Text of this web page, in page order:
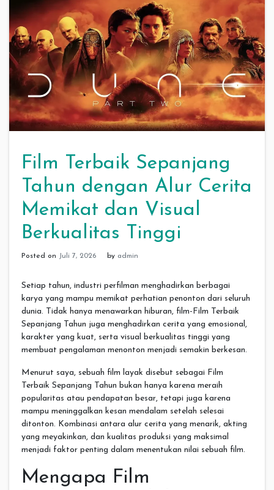
Film Terbaik Sepanjang
Tahun dengan Alur Cerita
Memikat dan Visual
Berkualitas Tinggi
Posted on Juli 7, 2026 by admin
Setiap tahun, industri perfilman menghadirkan berbagai
karya yang mampu memikat perhatian penonton dari seluruh
dunia. Tidak hanya menawarkan hiburan, film-Film Terbaik
Sepanjang Tahun juga menghadirkan cerita yang emosional,
karakter yang kuat, serta visual berkualitas tinggi yang
membuat pengalaman menonton menjadi semakin berkesan.
Menurut saya, sebuah film layak disebut sebagai Film
Terbaik Sepanjang Tahun bukan hanya karena meraih
popularitas atau pendapatan besar, tetapi juga karena
mampu meninggalkan kesan mendalam setelah selesai
ditonton. Kombinasi antara alur cerita yang menarik, akting
yang meyakinkan, dan kualitas produksi yang maksimal
menjadi faktor penting dalam menentukan nilai sebuah film.
Mengapa Film